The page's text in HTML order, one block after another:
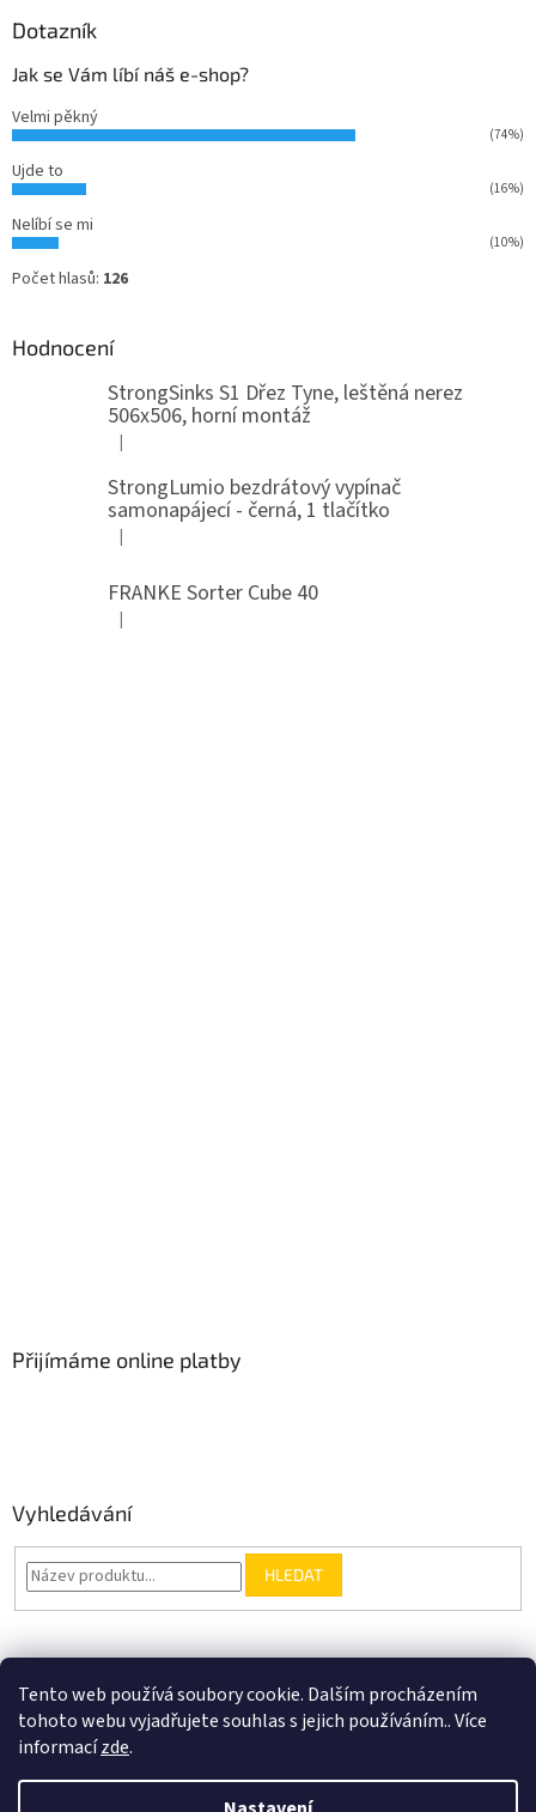
Tento web používá soubory cookie. Dalším procházením
tohoto webu vyjadřujete souhlas s jejich používáním.. Více
informacízde.
Dotazník
Jak se Vám líbí náš e-shop?
Velmi pěkný
(74%)
Ujde to
(16%)
Nelíbí se mi
(10%)
Počet hlasů: 126
Hodnocení
StrongSinks S1 Dřez Tyne, leštěná nerez
506x506, horní montáž
Hodnocení produktu je 5 z 5 hvězdiček.
|
StrongLumio bezdrátový vypínač
samonapájecí - černá, 1 tlačítko
Hodnocení produktu je 4 z 5 hvězdiček.
|
FRANKE Sorter Cube 40
Hodnocení produktu je 3 z 5 hvězdiček.
|
Přijímáme online platby
Vyhledávání
HLEDAT
0KS /0 KČ